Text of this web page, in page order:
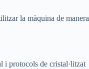
la màquina de manera
i protocols de cristal·litzat